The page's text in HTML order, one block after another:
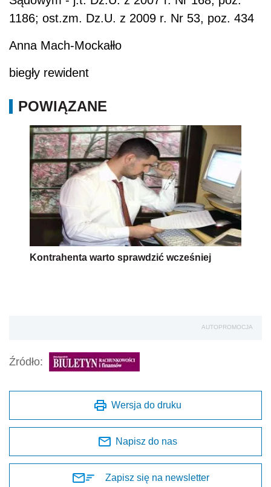
1186; ost.zm. Dz.U. z 2009 r. Nr 53, poz. 434
Anna Mach-Mockałło
biegły rewident
POWIĄZANE
Kontrahenta warto sprawdzić wcześniej
AUTOPROMOCJA
Źródło:
Wersja do druku
Napisz do nas
Zapisz się na newsletter